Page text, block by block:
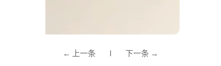
← 上一条 | 下一条 →